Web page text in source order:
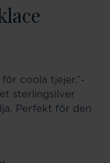
coola tjejer.”-
sterlingsilver
Perfekt för den